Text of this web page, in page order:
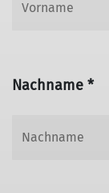
Nachname *